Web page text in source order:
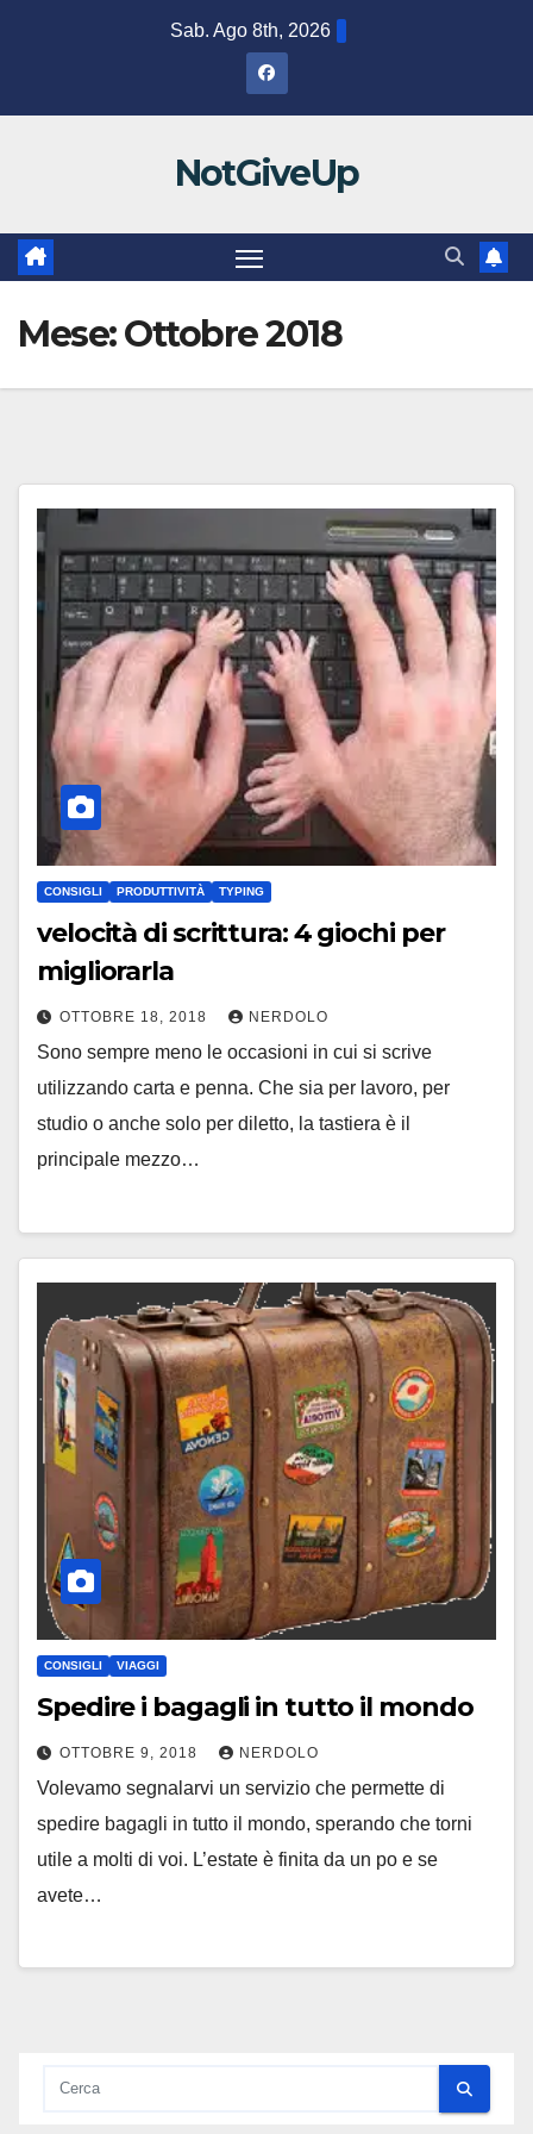
Sab. Ago 8th, 2026
NotGiveUp
Mese:Ottobre 2018
CONSIGLI PRODUTTIVITÀ TYPING
velocità di scrittura: 4 giochi per
migliorarla
OTTOBRE 18, 2018 NERDOLO
Sono sempre meno le occasioni in cui si scrive
utilizzando carta e penna. Che sia per lavoro, per
studio o anche solo per diletto, la tastiera è il
principale mezzo…
CONSIGLI VIAGGI
Spedire i bagagli in tutto il mondo
OTTOBRE 9, 2018 NERDOLO
Volevamo segnalarvi un servizio che permette di
spedire bagagli in tutto il mondo, sperando che torni
utile a molti di voi. L’estate è finita da un po e se
avete…